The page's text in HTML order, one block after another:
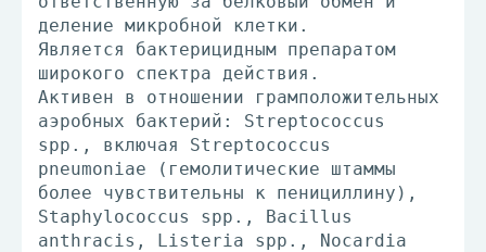
деление микробной клетки.
Является бактерицидным препаратом
широкого спектра действия.
Активен в отношении грамположительных
аэробных бактерий: Streptococcus
spp., включая Streptococcus
pneumoniae (гемолитические штаммы
более чувствительны к пенициллину),
Staphylococcus spp., Bacillus
anthracis, Listeria spp., Nocardia